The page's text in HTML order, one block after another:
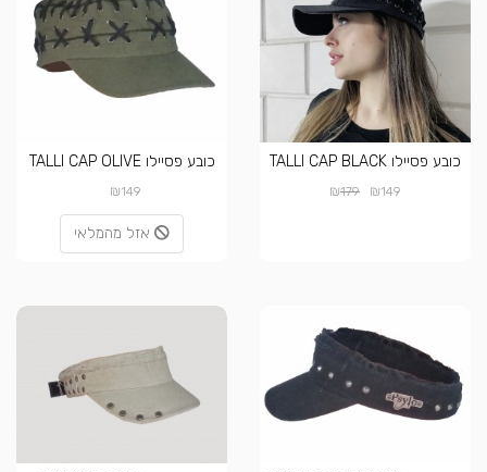
כובע פסיילו TALLI CAP BLACK
₪149
₪179
כובע פסיילו TALLI CAP OLIVE
₪149
אזל מהמלאי